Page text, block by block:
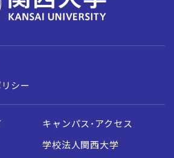
シー
キャンパス・アクセス
学校法人関西大学